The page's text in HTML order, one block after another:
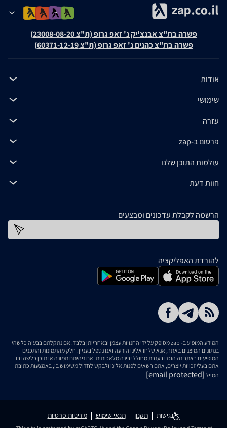
פשרה בת"צ אבנצ'יק נ' זאפ גרופ (ת"צ 23008-08-20)
פשרה בת"צ כהנים נ' זאפ גרופ (ת"צ 60371-12-19)
אודות
שימושי
עזרה
פרסום ב-zap
עולמות התוכן שלנו
חוות דעת
הרשמה לקבלת עדכונים ומבצעים
להורדת האפליקציה
המידע המופיע ב- zap מסופק על ידי החנויות עצמן ובאחריותן בלבד. אם נתקלתם בבעיה כלשהי
בנתונים המוצגים באתר, אנא שלחו אלינו הודעה ואנו נטפל בעניין. חלק מהתמונות והתכנים
המופיעים באתר זה הוכנו בעזרת מחוללי בינה מלאכותית. אם זיהיתם תמונה או תוכן כלשהו בו
אתם בעלי זכויות יוצרים, אתם רשאים לפנות אלינו ולבקש לחדול משימוש בו, באמצעות כתובת
המייל [email protected]
נגישות תקנון תנאי שימוש מדיניות פרטיות